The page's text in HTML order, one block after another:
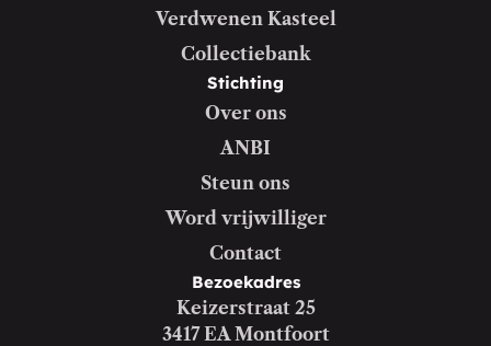
Verdwenen Kasteel
Collectiebank
Stichting
Over ons
ANBI
Steun ons
Word vrijwilliger
Contact
Bezoekadres
Keizerstraat 25
3417 EA Montfoort